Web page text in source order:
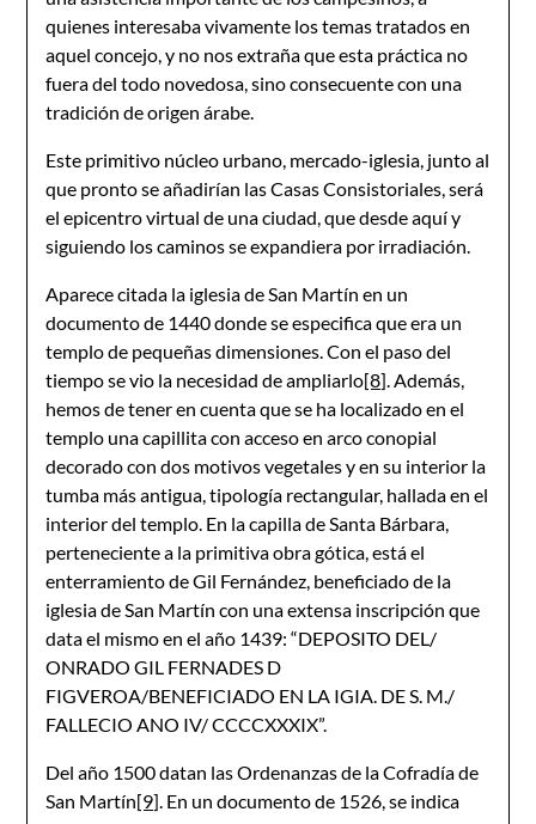
quienes interesaba vivamente los temas tratados en
aquel concejo, y no nos extraña que esta práctica no
fuera del todo novedosa, sino consecuente con una
tradición de origen árabe.
Este primitivo núcleo urbano, mercado-iglesia, junto al
que pronto se añadirían las Casas Consistoriales, será
el epicentro virtual de una ciudad, que desde aquí y
siguiendo los caminos se expandiera por irradiación.
Aparece citada la iglesia de San Martín en un
documento de 1440 donde se especifica que era un
templo de pequeñas dimensiones. Con el paso del
tiempo se vio la necesidad de ampliarlo[8]. Además,
hemos de tener en cuenta que se ha localizado en el
templo una capillita con acceso en arco conopial
decorado con dos motivos vegetales y en su interior la
tumba más antigua, tipología rectangular, hallada en el
interior del templo. En la capilla de Santa Bárbara,
perteneciente a la primitiva obra gótica, está el
enterramiento de Gil Fernández, beneficiado de la
iglesia de San Martín con una extensa inscripción que
data el mismo en el año 1439: “DEPOSITO DEL/
ONRADO GIL FERNADES D
FIGVEROA/BENEFICIADO EN LA IGIA. DE S. M./
FALLECIO ANO IV/ CCCCXXXIX”.
Del año 1500 datan las Ordenanzas de la Cofradía de
San Martín[9]. En un documento de 1526, se indica